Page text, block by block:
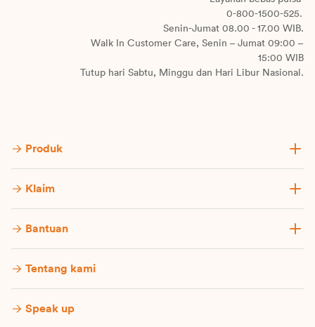
0-800-1500-525.
Senin-Jumat 08.00 - 17.00 WIB.
Walk In Customer Care, Senin – Jumat 09:00 –
15:00 WIB
Tutup hari Sabtu, Minggu dan Hari Libur Nasional.
Produk
Klaim
Bantuan
Tentang kami
Speak up